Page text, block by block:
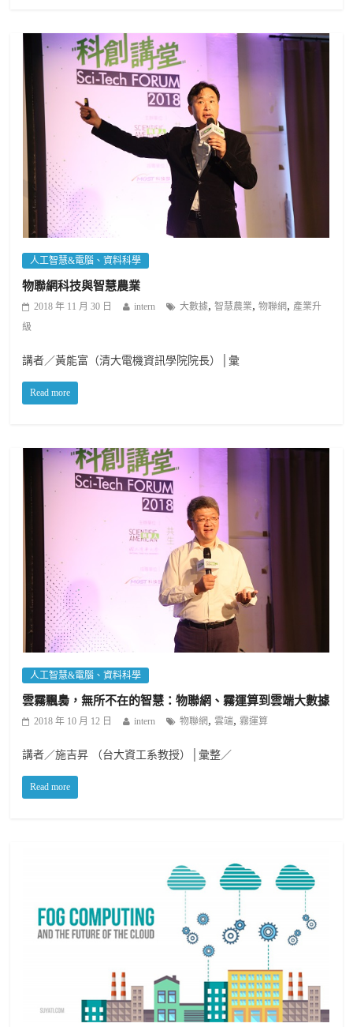
人工智慧&電腦、資料科學
物聯網科技與智慧農業
2018 年 11 月 30 日 intern 大數據,智慧農業,物聯網, 產業升
級
講者／黃能富（清大電機資訊學院院長）│彙
Read more
人工智慧&電腦、資料科學
雲霧飄裊，無所不在的智慧：物聯網、霧運算到雲端大數據
2018 年 10 月 12 日 intern 物聯網,雲端,霧運算
講者／施吉昇 （台大資工系教授）│彙整／
Read more